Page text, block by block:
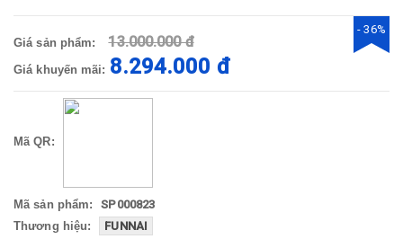
Giá sản phẩm: 13.000.000 đ
Giá khuyến mãi: 8.294.000 đ
- 36%
Mã QR:
Mã sản phẩm:
SP000823
Thương hiệu:
FUNNAI